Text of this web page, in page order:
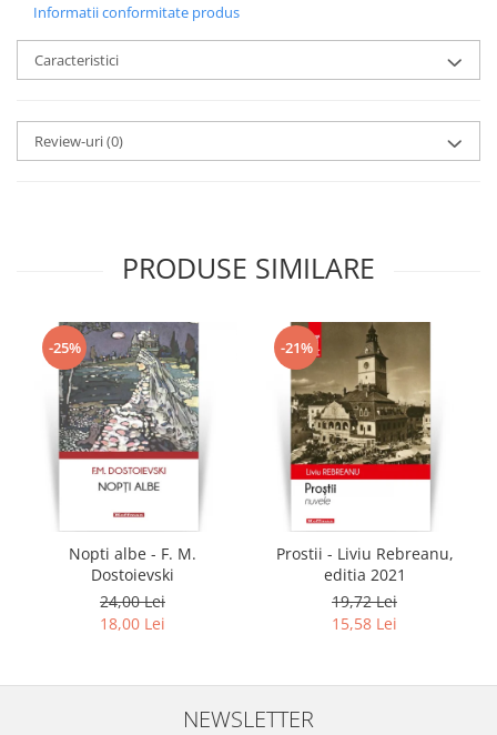
Informatii conformitate produs
Caracteristici
Review-uri(0)
PRODUSE SIMILARE
-25%
Nopti albe - F. M.
Dostoievski
24,00 Lei
18,00 Lei
-21%
Prostii - Liviu Rebreanu,
editia 2021
19,72 Lei
15,58 Lei
NEWSLETTER